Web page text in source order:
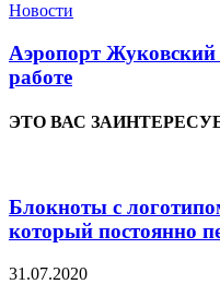
Новости
Аэропорт
работе
ЭТО ВАС
Блокноты с
который постоянно
31.07.2020